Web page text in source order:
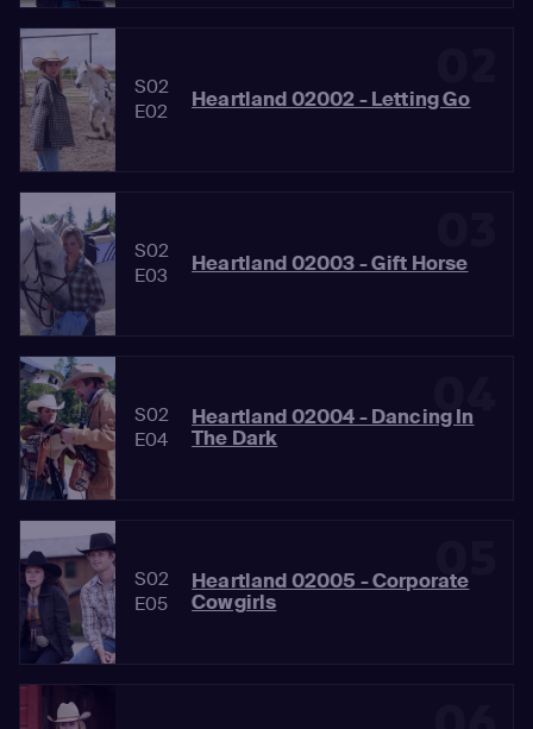
S02
E02
Heartland 02002 - Letting Go
S02
E03
Heartland 02003 - Gift Horse
04
S02
E04
Heartland 02004 - Dancing In
The Dark
05
S02
E05
Heartland 02005 - Corporate
Cowgirls